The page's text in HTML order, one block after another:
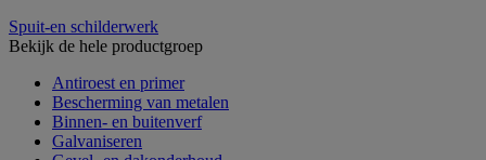
Spuit-en schilderwerk
Bekijk de hele productgroep
Antiroest en primer
Bescherming van metalen
Binnen- en buitenverf
Galvaniseren